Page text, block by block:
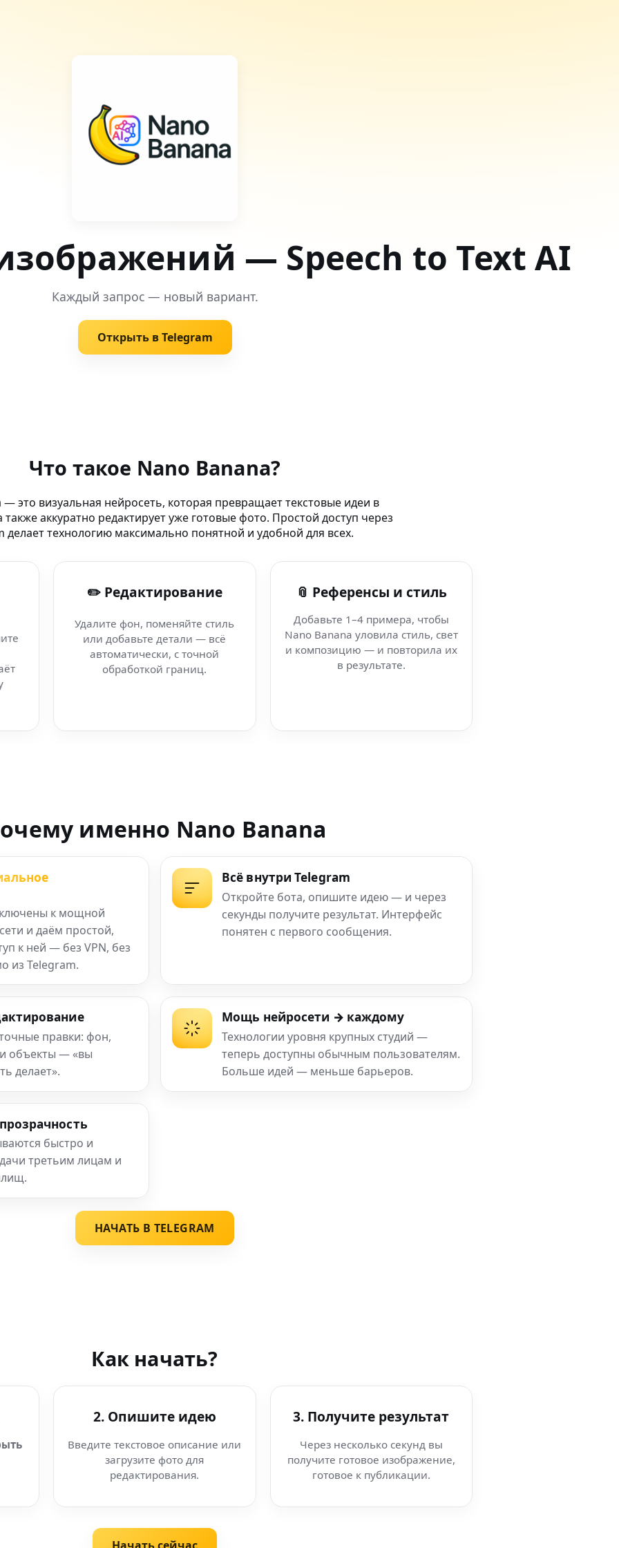
— Speech to Text AI
Каждый запрос — новый вариант.
Открыть в Telegram
из фото
и монтаж
openSUSE
Banana онлайн
AI-анимация
Что такое Nano Banana?
— это визуальная нейросеть, которая превращает текстовые идеи в
аккуратно редактирует уже готовые фото. Простой доступ через
делает технологию максимально понятной и удобной для всех.
✏️ Редактирование
Удалите фон, поменяйте стиль
или добавьте детали — всё
автоматически, с точной
обработкой границ.
📎 Референсы и стиль
Добавьте 1–4 примера, чтобы
Nano Banana уловила стиль, свет
и композицию — и повторила их
в результате.
именно Nano Banana
к мощной
и даём простой,
к ней — без VPN, без
из Telegram.
Всё внутри Telegram
Откройте бота, опишите идею — и через
секунды получите результат. Интерфейс
понятен с первого сообщения.
правки: фон,
объекты — «вы
делает».
Мощь нейросети → каждому
Технологии уровня крупных студий —
теперь доступны обычным пользователям.
Больше идей — меньше барьеров.
быстро и
третьим лицам и
НАЧАТЬ В TELEGRAM
Как начать?
2. Опишите идею
Введите текстовое описание или
загрузите фото для
редактирования.
3. Получите результат
Через несколько секунд вы
получите готовое изображение,
готовое к публикации.